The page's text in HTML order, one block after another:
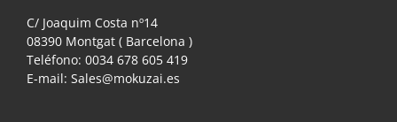
C/ Joaquim Costa nº14
08390 Montgat ( Barcelona )
Teléfono: 0034 678 605 419
E-mail: Sales@mokuzai.es